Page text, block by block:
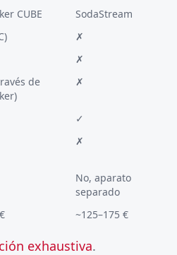
CUBE
SodaStream
✗
✗
de
✗
✓
✗
No, aparato
separado
~125–175 €
exhaustiva.